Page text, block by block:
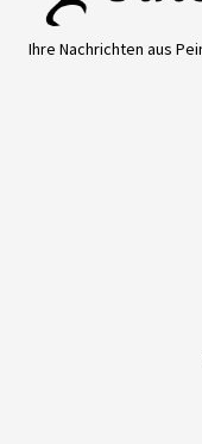
Ihre Nachrichten aus